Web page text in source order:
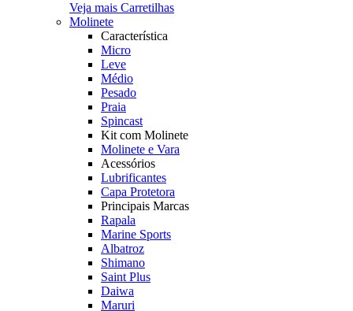
Veja mais Carretilhas
Molinete
Característica
Micro
Leve
Médio
Pesado
Praia
Spincast
Kit com Molinete
Molinete e Vara
Acessórios
Lubrificantes
Capa Protetora
Principais Marcas
Rapala
Marine Sports
Albatroz
Shimano
Saint Plus
Daiwa
Maruri